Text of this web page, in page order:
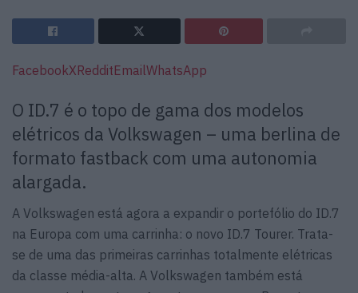
FacebookXRedditEmailWhatsApp
O ID.7 é o topo de gama dos modelos
elétricos da Volkswagen – uma berlina de
formato fastback com uma autonomia
alargada.
A Volkswagen está agora a expandir o portefólio do ID.7
na Europa com uma carrinha: o novo ID.7 Tourer. Trata-
se de uma das primeiras carrinhas totalmente elétricas
da classe média-alta. A Volkswagen também está